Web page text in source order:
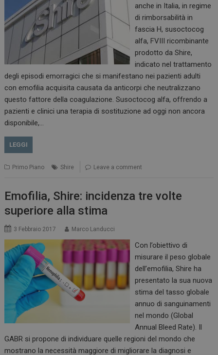
anche in Italia, in regime
di rimborsabilità in
fascia H, susoctocog
alfa, FVIII ricombinante
prodotto da Shire,
indicato nel trattamento
degli episodi emorragici che si manifestano nei pazienti adulti
con emofilia acquisita causata da anticorpi che neutralizzano
questo fattore della coagulazione. Susoctocog alfa, offrendo a
pazienti e clinici una terapia di sostituzione ad oggi non ancora
disponibile,…
LEGGI
Primo Piano Shire Leave a comment
Emofilia, Shire: incidenza tre volte
superiore alla stima
3 Febbraio 2017 Marco Landucci
Con l’obiettivo di
misurare il peso globale
dell’emofilia, Shire ha
presentato la sua nuova
stima del tasso globale
annuo di sanguinamenti
nel mondo (Global
Annual Bleed Rate). Il
GABR si propone di individuare quelle regioni del mondo che
mostrano la necessità maggiore di migliorare la diagnosi e